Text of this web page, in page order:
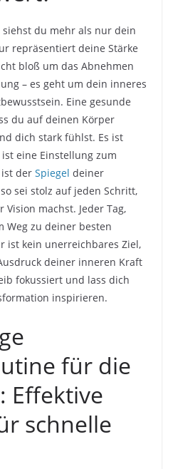
siehst du mehr als nur dein
repräsentiert deine Stärke
bloß um das Abnehmen
– es geht um dein inneres
Eine gesunde
du auf deinen Körper
dich stark fühlst. Es ist
eine Einstellung zum
der Spiegel deiner
sei stolz auf jeden Schritt,
machst. Jeder Tag,
Weg zu deiner besten
ist kein unerreichbares Ziel,
deiner inneren Kraft
fokussiert und lass dich
inspirieren.
für die
Effektive
schnelle